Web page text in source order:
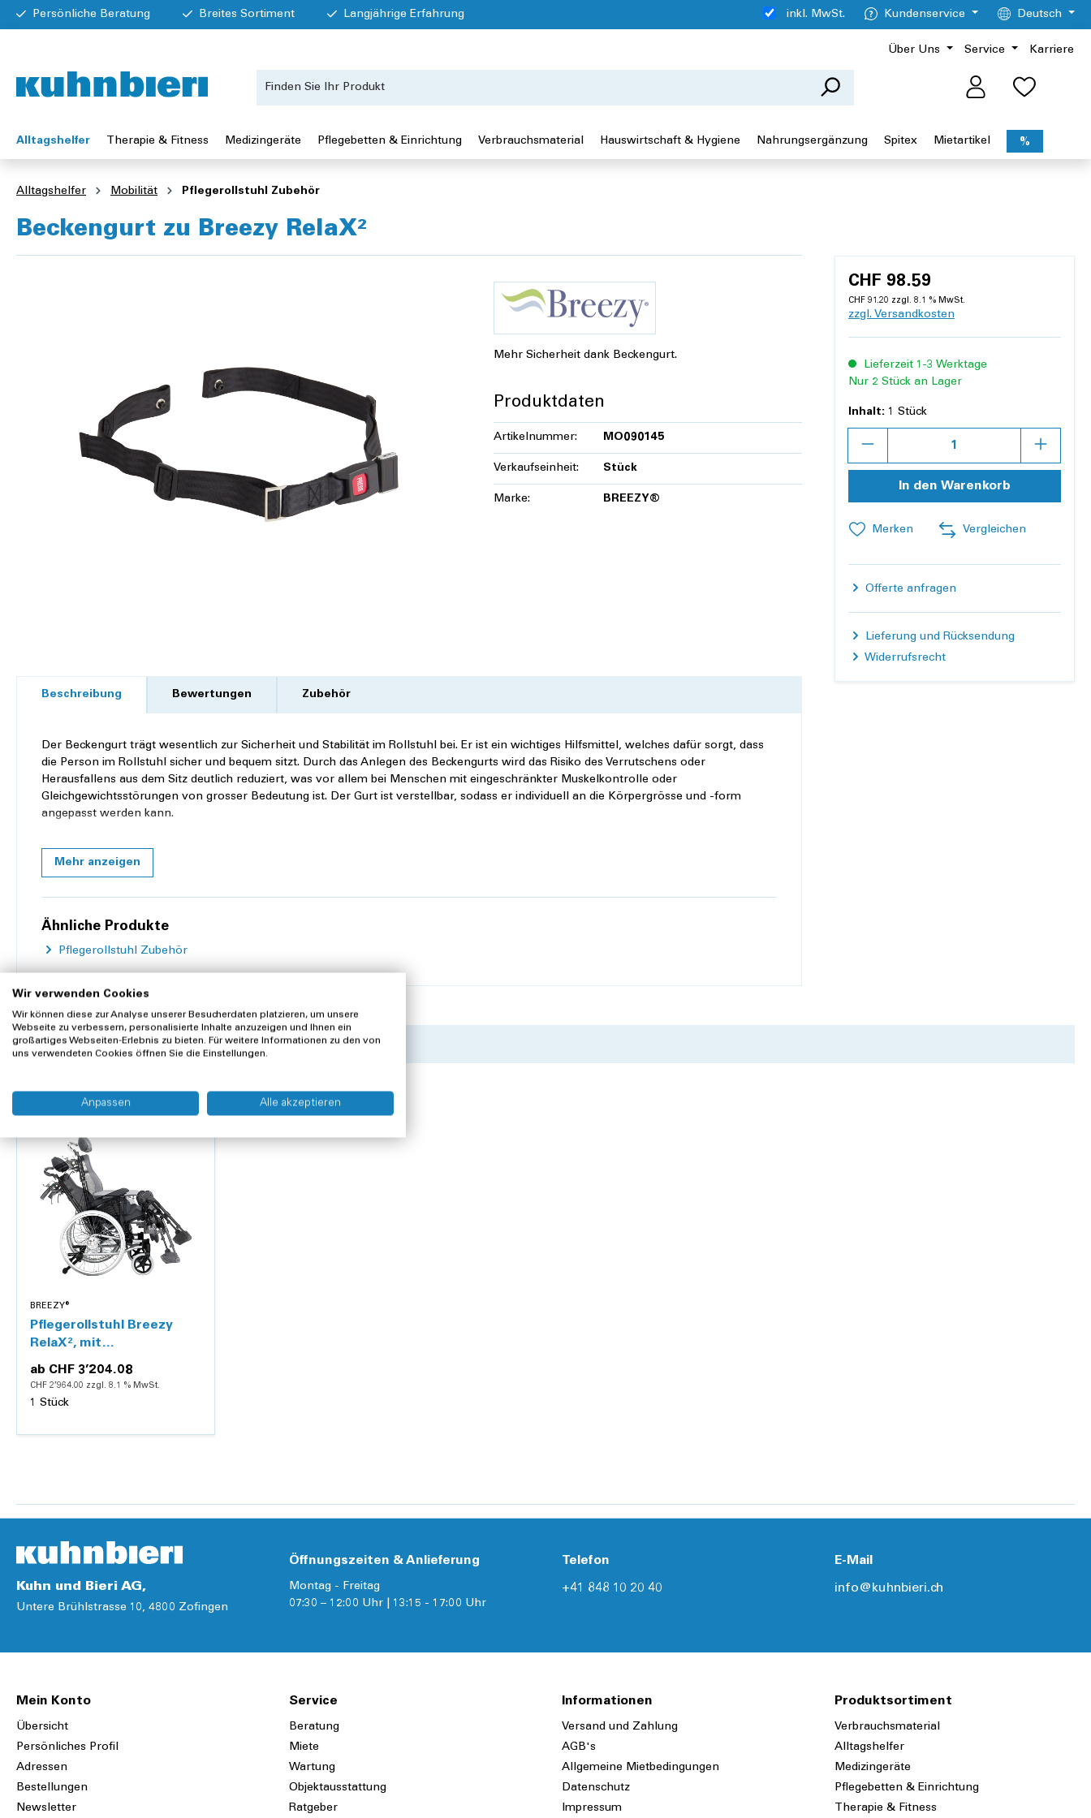
Persönliche Beratung Breites Sortiment Langjährige Erfahrung inkl. MwSt. Kundenservice Deutsch
Über Uns Service Karriere
Alltagshelfer Therapie & Fitness Medizingeräte Pflegebetten & Einrichtung Verbrauchsmaterial Hauswirtschaft & Hygiene Nahrungsergänzung Spitex Mietartikel %
Alltagshelfer Mobilität Pflegerollstuhl Zubehör
Beckengurt zu Breezy RelaX²
Mehr Sicherheit dank Beckengurt.
Produktdaten
Artikelnummer: MO090145
Verkaufseinheit: Stück
Marke: BREEZY®
Beschreibung Bewertungen Zubehör
Der Beckengurt trägt wesentlich zur Sicherheit und Stabilität im Rollstuhl bei. Er ist ein wichtiges Hilfsmittel, welches dafür sorgt, dass
die Person im Rollstuhl sicher und bequem sitzt. Durch das Anlegen des Beckengurts wird das Risiko des Verrutschens oder
Herausfallens aus dem Sitz deutlich reduziert, was vor allem bei Menschen mit eingeschränkter Muskelkontrolle oder
Gleichgewichtsstörungen von grosser Bedeutung ist. Der Gurt ist verstellbar, sodass er individuell an die Körpergrösse und -form
angepasst werden kann.
Produkteigenschaften
Mehr anzeigen
Ähnliche Produkte
Pflegerollstuhl Zubehör
CHF 98.59
CHF 91.20 zzgl. 8.1 % MwSt.
zzgl. Versandkosten
Lieferzeit 1-3 Werktage
Nur 2 Stück an Lager
Inhalt: 1 Stück
In den Warenkorb
Merken Vergleichen
Offerte anfragen
Lieferung und Rücksendung
Widerrufsrecht
Zubehör
BREEZY®
Pflegerollstuhl Breezy
RelaX², mit
Begleitperson-Bremsen
ab CHF 3’204.08
CHF 2’964.00 zzgl. 8.1 % MwSt.
1 Stück
Kuhn und Bieri AG,
Untere Brühlstrasse 10, 4800 Zofingen
Öffnungszeiten & Anlieferung
Montag - Freitag
07:30 – 12:00 Uhr | 13:15 - 17:00 Uhr
Telefon
+41 848 10 20 40
E-Mail
info@kuhnbieri.ch
Mein Konto
Übersicht
Persönliches Profil
Adressen
Bestellungen
Newsletter
Service
Beratung
Miete
Wartung
Objektausstattung
Ratgeber
Informationen
Versand und Zahlung
AGB's
Allgemeine Mietbedingungen
Datenschutz
Impressum
Produktsortiment
Verbrauchsmaterial
Alltagshelfer
Medizingeräte
Pflegebetten & Einrichtung
Therapie & Fitness
Wir verwenden Cookies
Wir können diese zur Analyse unserer Besucherdaten platzieren, um unsere
Webseite zu verbessern, personalisierte Inhalte anzuzeigen und Ihnen ein
großartiges Webseiten-Erlebnis zu bieten. Für weitere Informationen zu den von
uns verwendeten Cookies öffnen Sie die Einstellungen.
Anpassen Alle akzeptieren